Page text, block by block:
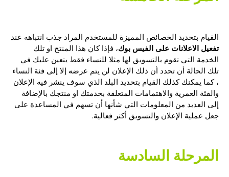
القيام بتحديد الخصائص المميزة للمستخدم المراد جذب انتباهه عند
تفعيل الاعلانات على الفيس بوك، فإذا كان هذا المنتج او تلك
الخدمة التي تقوم بالتسويق لها مثلا للنساء فقط يتعين عليك في
تلك الحالة أن تحدد أن ذلك الإعلان لن يتم عرضه إلا إلى فئة النساء
، كما يمكنك كذلك القيام بتحديد البلد الذي سوف ينشر فيه الإعلان
والفئة العمرية والاهتمامات المتعلقة بخدمتك او منتجك بالإضافة
إلى العديد من المعلومات التي شأنها أن تسهم في المساعدة على
جعل عملية الإعلان والتسويق أكثر فعالية.
المرحلة السادسة